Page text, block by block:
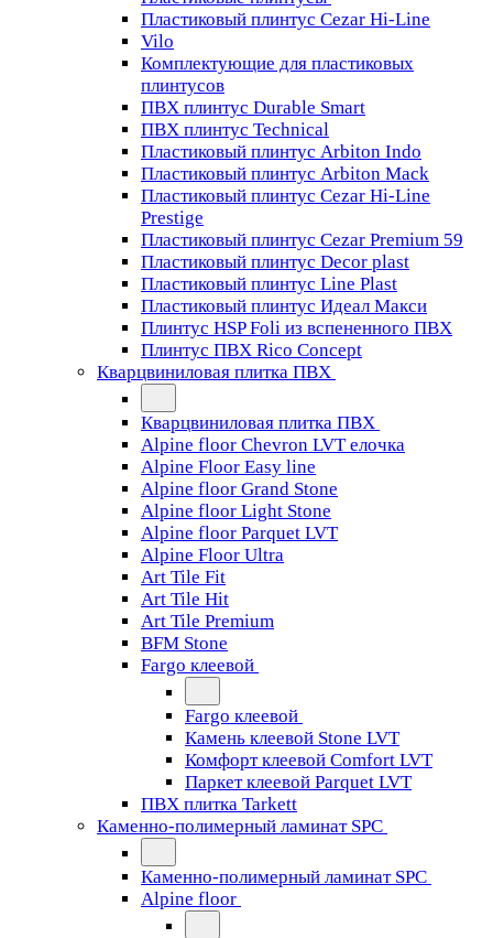
Пластиковый плинтус Cezar Hi-Line
Vilo
Комплектующие для пластиковых
плинтусов
ПВХ плинтус Durable Smart
ПВХ плинтус Technical
Пластиковый плинтус Arbiton Indo
Пластиковый плинтус Arbiton Mack
Пластиковый плинтус Cezar Hi-Line
Prestige
Пластиковый плинтус Cezar Premium 59
Пластиковый плинтус Decor plast
Пластиковый плинтус Line Plast
Пластиковый плинтус Идеал Макси
Плинтус HSP Foli из вспененного ПВХ
Плинтус ПВХ Rico Concept
Кварцвиниловая плитка ПВХ
Кварцвиниловая плитка ПВХ
Alpine floor Chevron LVT елочка
Alpine Floor Easy line
Alpine floor Grand Stone
Alpine floor Light Stone
Alpine floor Parquet LVT
Alpine Floor Ultra
Art Tile Fit
Art Tile Hit
Art Tile Premium
BFM Stone
Fargo клеевой
Fargo клеевой
Камень клеевой Stone LVT
Комфорт клеевой Comfort LVT
Паркет клеевой Parquet LVT
ПВХ плитка Tarkett
Каменно-полимерный ламинат SPC
Каменно-полимерный ламинат SPC
Alpine floor